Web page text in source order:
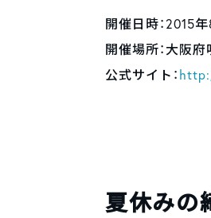
開催日時：2015
開催場所：大阪
公式サイト：
夏休みの